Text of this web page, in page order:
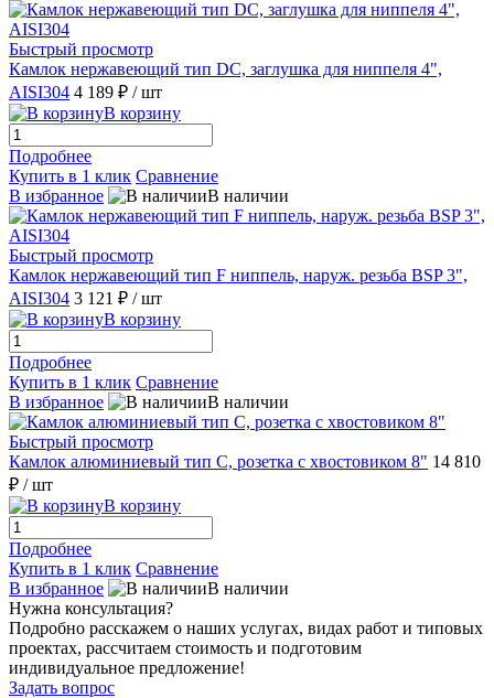
Быстрый просмотр
Камлок нержавеющий тип DC, заглушка для ниппеля 4",
AISI304 4 189 ₽ / шт
В корзину
Подробнее
Купить в 1 клик Сравнение
В избранное
В наличии
Быстрый просмотр
Камлок нержавеющий тип F ниппель, наруж. резьба BSP 3",
AISI304 3 121 ₽ / шт
В корзину
Подробнее
Купить в 1 клик Сравнение
В избранное
В наличии
Быстрый просмотр
Камлок алюминиевый тип С, розетка с хвостовиком 8" 14 810
₽ / шт
В корзину
Подробнее
Купить в 1 клик Сравнение
В избранное
В наличии
Нужна консультация?
Подробно расскажем о наших услугах, видах работ и типовых
проектах, рассчитаем стоимость и подготовим
индивидуальное предложение!
Задать вопрос